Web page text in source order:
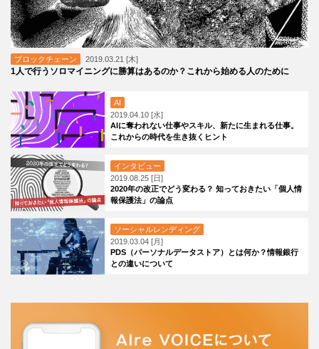
ブロックチェーン 2019.03.21 [木]
1人で行うソロマイニングに勝算はあるのか？これから始める人のために
AI
2019.04.10 [水]
AIに奪われない仕事やスキル、新たに生まれる仕事。
これからの時代を生き抜くヒント
インタビュー
2019.08.25 [日]
2020年の改正でどう変わる？ 知っておきたい「個人情
報保護法」の論点
ソーシャルレンディング
2019.03.04 [月]
PDS（パーソナルデータストア）とは何か？情報銀行
との違いについて